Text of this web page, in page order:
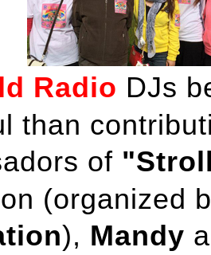
Radio DJs
than
of "
(organized
), Mandy